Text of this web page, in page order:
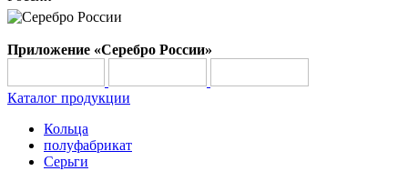
Приложение «Серебро России»
Каталог продукции
Кольца
полуфабрикат
Серьги